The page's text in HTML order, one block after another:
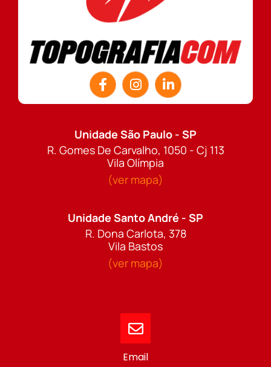
Unidade São Paulo - SP
R. Gomes De Carvalho, 1050 - Cj 113
Vila Olímpia
(ver mapa)
Unidade Santo André - SP
R. Dona Carlota, 378
Vila Bastos
(ver mapa)
Email